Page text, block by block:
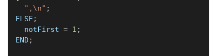
",\n" ;
ELSE ;
  notFirst
= 1 ;
END ;